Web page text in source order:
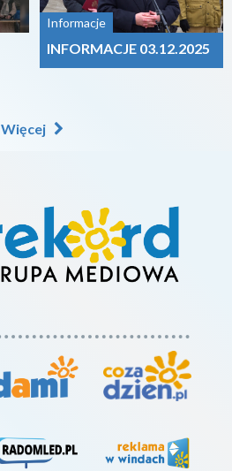
Informacje
INFORMACJE 03.12.2025
Więcej